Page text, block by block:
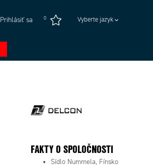
Prihlásiť sa 0 Vyberte jazyk
FAKTY O SPOLOČNOSTI
Sídlo Nummela, Fínsko